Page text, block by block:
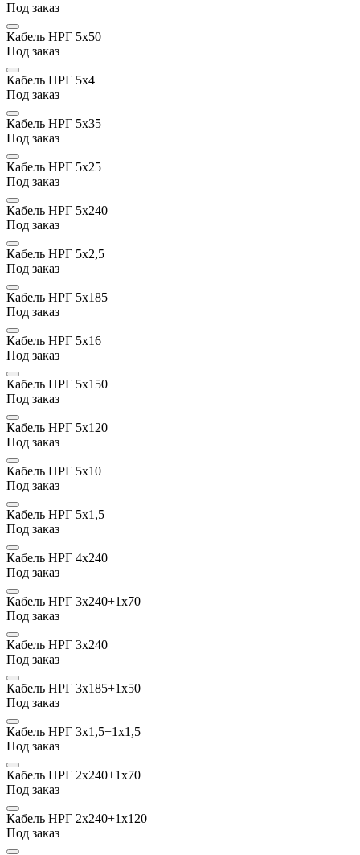
Под заказ
Кабель НРГ 5х50
Под заказ
Кабель НРГ 5х4
Под заказ
Кабель НРГ 5х35
Под заказ
Кабель НРГ 5х25
Под заказ
Кабель НРГ 5х240
Под заказ
Кабель НРГ 5х2,5
Под заказ
Кабель НРГ 5х185
Под заказ
Кабель НРГ 5х16
Под заказ
Кабель НРГ 5х150
Под заказ
Кабель НРГ 5х120
Под заказ
Кабель НРГ 5х10
Под заказ
Кабель НРГ 5х1,5
Под заказ
Кабель НРГ 4х240
Под заказ
Кабель НРГ 3х240+1х70
Под заказ
Кабель НРГ 3х240
Под заказ
Кабель НРГ 3х185+1х50
Под заказ
Кабель НРГ 3х1,5+1х1,5
Под заказ
Кабель НРГ 2х240+1х70
Под заказ
Кабель НРГ 2х240+1х120
Под заказ